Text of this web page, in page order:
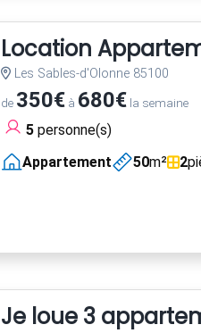
Location
Les Sables-d'Olonne 85100
de 350€à 680€la semaine
5personne(s)
Appartement
50m² 2
Je loue 3